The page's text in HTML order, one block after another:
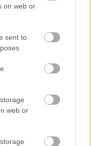
on web or
sent to
web or
Domenicali